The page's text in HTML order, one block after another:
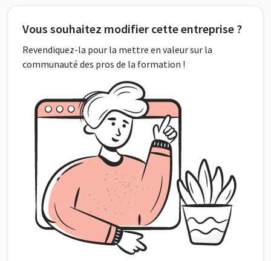
Vous souhaitez modifier cette entreprise ?
Revendiquez-la pour la mettre en valeur sur la
communauté des pros de la formation !